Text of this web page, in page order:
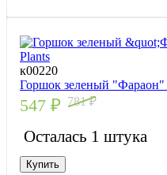
к00220
Горшок зеленый "Фараон"
547 ₽ 781₽
Осталась 1 штука
Купить